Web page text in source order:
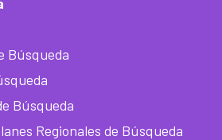
Búsqueda
Búsqueda
Regionales de Búsqueda